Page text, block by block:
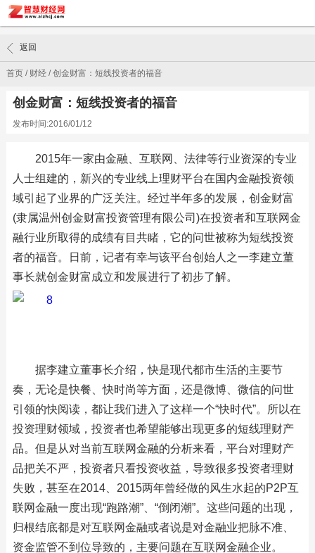
首页/ 财经/创金财富：短线投资者的福音
返回
创金财富：短线投资者的福音
发布时间:2016/01/12
2015年一家由金融、互联网、法律等行业资深的专业
人士组建的，新兴的专业线上理财平台在国内金融投资领
域引起了业界的广泛关注。经过半年多的发展，创金财富
(隶属温州创金财富投资管理有限公司)在投资者和互联网金
融行业所取得的成绩有目共睹，它的问世被称为短线投资
者的福音。日前，记者有幸与该平台创始人之一李建立董
事长就创金财富成立和发展进行了初步了解。
据李建立董事长介绍，快是现代都市生活的主要节
奏，无论是快餐、快时尚等方面，还是微博、微信的问世
引领的快阅读，都让我们进入了这样一个“快时代”。所以在
投资理财领域，投资者也希望能够出现更多的短线理财产
品。但是从对当前互联网金融的分析来看，平台对理财产
品把关不严，投资者只看投资收益，导致很多投资者理财
失败，甚至在2014、2015两年曾经做的风生水起的P2P互
联网金融一度出现“跑路潮”、“倒闭潮”。这些问题的出现，
归根结底都是对互联网金融或者说是对金融业把脉不准、
资金监管不到位导致的，主要问题在互联网金融企业。